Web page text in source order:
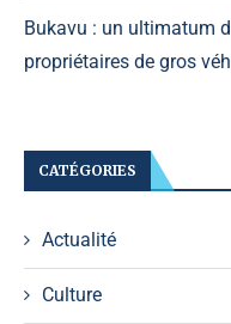
Bukavu : un ultimatum
propriétaires de gros
CATÉGORIES
Actualité
Culture